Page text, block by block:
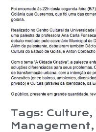
Tags: Culture,
Management,